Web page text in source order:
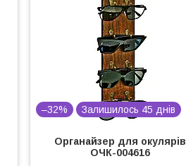
–32% Залишилось 45 днів
Органайзер для окулярів
ОЧК-004616